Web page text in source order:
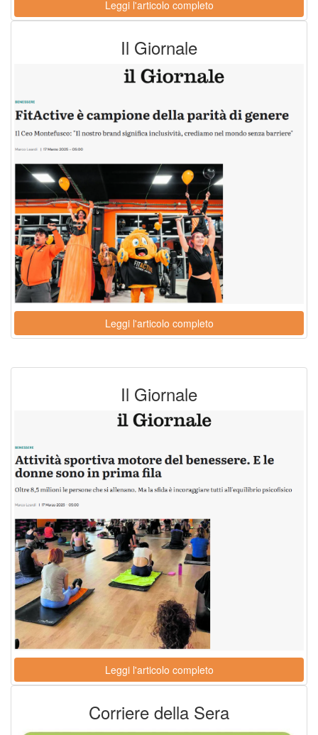
Leggi l'articolo completo
Il Giornale
Leggi l'articolo completo
Il Giornale
Leggi l'articolo completo
Corriere della Sera